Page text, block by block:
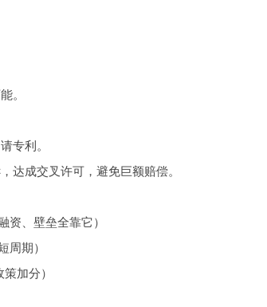
。
专利。
达成交叉许可，避免巨额赔偿。
资、壁垒全靠它）
周期）
加分）